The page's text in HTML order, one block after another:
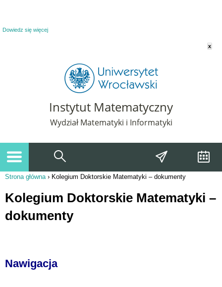
Dowiedz się więcej
x
Instytut Matematyczny
Wydział Matematyki i Informatyki
Strona główna› Kolegium Doktorskie Matematyki – dokumenty
Kolegium Doktorskie Matematyki –
dokumenty
Nawigacja